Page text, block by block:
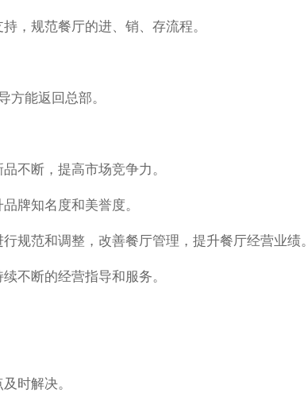
，规范餐厅的进、销、存流程。
方能返回总部。
不断，提高市场竞争力。
牌知名度和美誉度。
规范和调整，改善餐厅管理，提升餐厅经营业绩。
不断的经营指导和服务。
时解决。